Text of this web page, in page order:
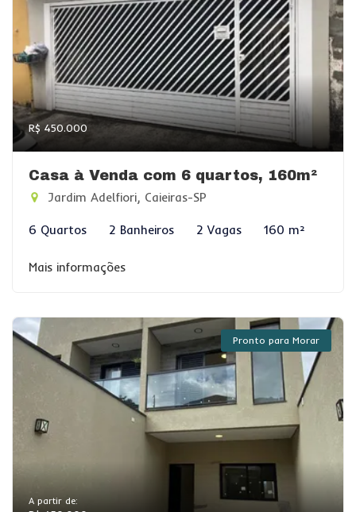
R$ 450.000
Casa à Venda com 6 quartos, 160m²
Jardim Adelfiori, Caieiras-SP
6 Quartos 2 Banheiros 2 Vagas 160 m²
Mais informações
Pronto para Morar
A partir de: